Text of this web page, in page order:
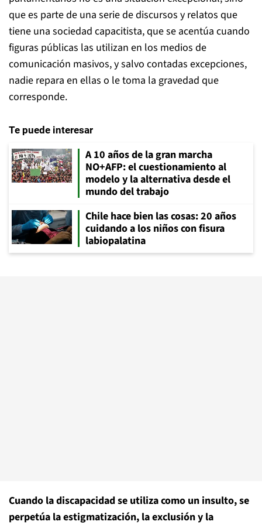
que es parte de una serie de discursos y relatos que
tiene una sociedad capacitista, que se acentúa cuando
figuras públicas las utilizan en los medios de
comunicación masivos, y salvo contadas excepciones,
nadie repara en ellas o le toma la gravedad que
corresponde.
Te puede interesar
A 10 años de la gran marcha
NO+AFP: el cuestionamiento al
modelo y la alternativa desde el
mundo del trabajo
Chile hace bien las cosas: 20 años
cuidando a los niños con fisura
labiopalatina
Cuando la discapacidad se utiliza como un insulto, se
perpetúa la estigmatización, la exclusión y la